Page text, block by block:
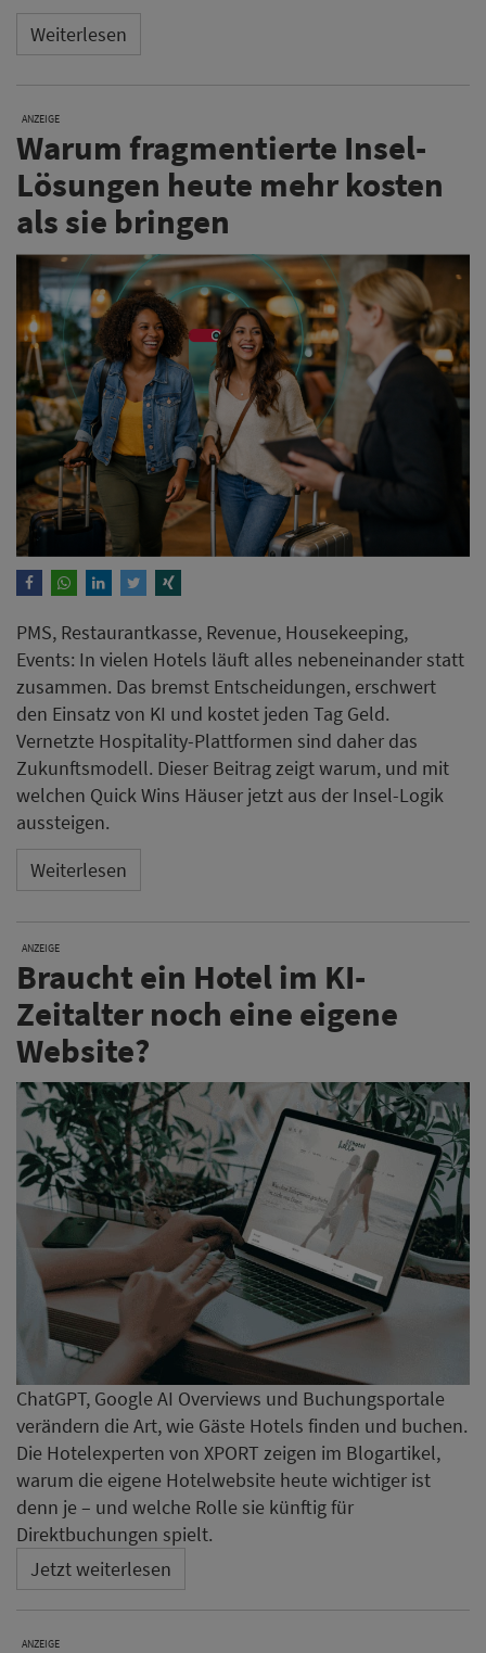
Weiterlesen
ANZEIGE
Warum fragmentierte Insel-
Lösungen heute mehr kosten
als sie bringen
PMS, Restaurantkasse, Revenue, Housekeeping,
Events: In vielen Hotels läuft alles nebeneinander statt
zusammen. Das bremst Entscheidungen, erschwert
den Einsatz von KI und kostet jeden Tag Geld.
Vernetzte Hospitality-Plattformen sind daher das
Zukunftsmodell. Dieser Beitrag zeigt warum, und mit
welchen Quick Wins Häuser jetzt aus der Insel-Logik
aussteigen.
Weiterlesen
ANZEIGE
Braucht ein Hotel im KI-
Zeitalter noch eine eigene
Website?
ChatGPT, Google AI Overviews und Buchungsportale
verändern die Art, wie Gäste Hotels finden und buchen.
Die Hotelexperten von XPORT zeigen im Blogartikel,
warum die eigene Hotelwebsite heute wichtiger ist
denn je – und welche Rolle sie künftig für
Direktbuchungen spielt.
Jetzt weiterlesen
ANZEIGE